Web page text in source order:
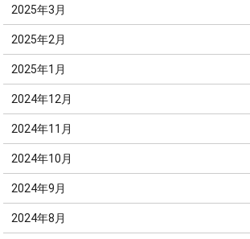
2025年3月
2025年2月
2025年1月
2024年12月
2024年11月
2024年10月
2024年9月
2024年8月